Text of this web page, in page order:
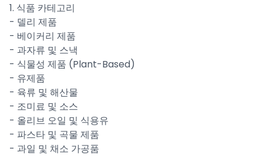
1. 식품 카테고리
- 델리 제품
- 베이커리 제품
- 과자류 및 스낵
- 식물성 제품 (Plant-Based)
- 유제품
- 육류 및 해산물
- 조미료 및 소스
- 올리브 오일 및 식용유
- 파스타 및 곡물 제품
- 과일 및 채소 가공품